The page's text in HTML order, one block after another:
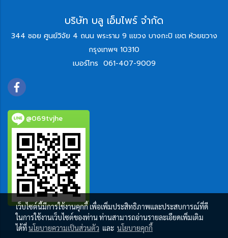
บริษัท บลู เอ็มไพร์ จำกัด
344 ซอย ศูนย์วิจัย 4 ถนน พระราม 9 แขวง บางกะปิ เขต ห้วยขวาง
กรุงเทพฯ 10310
เบอร์โทร 061-407-9009
@069tvjhe
เว็บไซต์นี้มีการใช้งานคุกกี้ เพื่อเพิ่มประสิทธิภาพและประสบการณ์ที่ดี
ในการใช้งานเว็บไซต์ของท่าน ท่านสามารถอ่านรายละเอียดเพิ่มเติม
ได้ที่นโยบายความเป็นส่วนตัว และ นโยบายคุกกี้